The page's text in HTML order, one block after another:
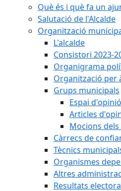
Què és i què fa un
Salutació de l'Alcalde
Organització
L'alcalde
Consistori 2023-
Organigrama
Organització per
Grups municipals
Espai
Articles
Mocions
Càrrecs de
Tècnics
Organismes
Altres
Resultats